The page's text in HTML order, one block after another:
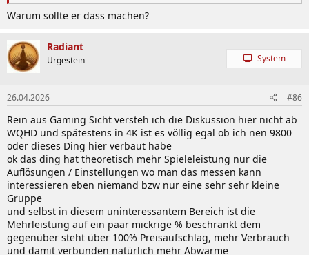
Warum sollte er dass machen?
Radiant
Urgestein System
26.04.2026 #86
Rein aus Gaming Sicht versteh ich die Diskussion hier nicht ab
WQHD und spätestens in 4K ist es völlig egal ob ich nen 9800
oder dieses Ding hier verbaut habe
ok das ding hat theoretisch mehr Spieleleistung nur die
Auflösungen / Einstellungen wo man das messen kann
interessieren eben niemand bzw nur eine sehr sehr kleine
Gruppe
und selbst in diesem uninteressantem Bereich ist die
Mehrleistung auf ein paar mickrige % beschränkt dem
gegenüber steht über 100% Preisaufschlag, mehr Verbrauch
und damit verbunden natürlich mehr Abwärme